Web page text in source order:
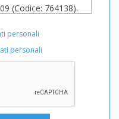
personali
personali